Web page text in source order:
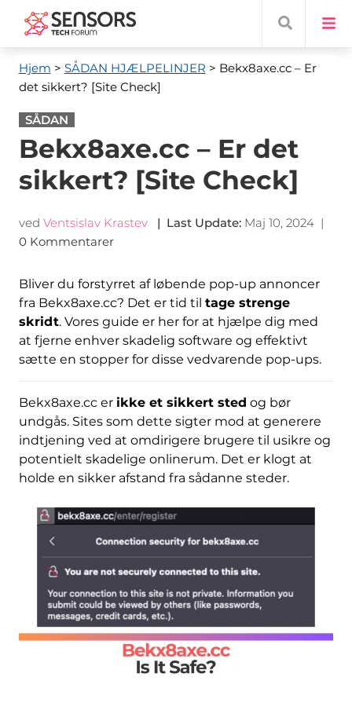
Hjem > SÅDAN HJÆLPELINJER > Bekx8axe.cc– Er
det sikkert? [Site Check]
SÅDAN
Bekx8axe.cc – Er det
sikkert? [Site Check]
ved Ventsislav Krastev | Last Update: Maj 10, 2024|
0 Kommentarer
Bliver du forstyrret af løbende pop-up annoncer
fra Bekx8axe.cc? Det er tid til tage strenge
skridt. Vores guide er her for at hjælpe dig med
at fjerne enhver skadelig software og effektivt
sætte en stopper for disse vedvarende pop-ups.
Bekx8axe.cc er ikke et sikkert sted og bør
undgås. Sites som dette sigter mod at generere
indtjening ved at omdirigere brugere til usikre og
potentielt skadelige onlinerum. Det er klogt at
holde en sikker afstand fra sådanne steder.